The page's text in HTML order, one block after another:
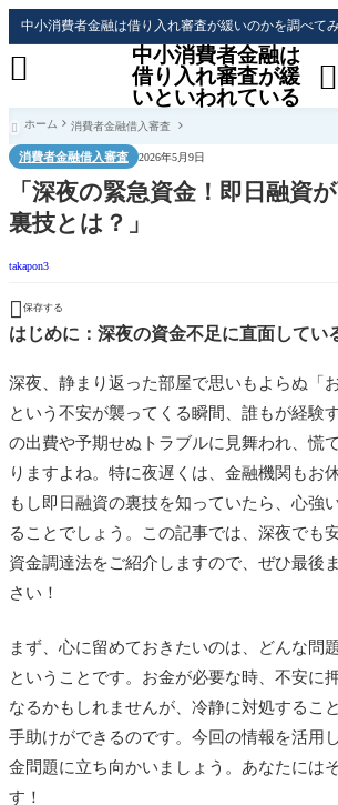
中小消費者金融は借り入れ審査が緩いのかを調べて
中小消費者金融は
借り入れ審査が緩
いといわれている


 ホーム 消費者金融借入審査
消費者金融借入審査 2026年5月9日
「深夜の緊急資金！即日融資
裏技とは？」
takapon3
 保存する
はじめに：深夜の資金不足に直面してい
深夜、静まり返った部屋で思いもよらぬ「
という不安が襲ってくる瞬間、誰もが経験
の出費や予期せぬトラブルに見舞われ、慌
りますよね。特に夜遅くは、金融機関もお
もし即日融資の裏技を知っていたら、心強
ることでしょう。この記事では、深夜でも
資金調達法をご紹介しますので、ぜひ最後
さい！
まず、心に留めておきたいのは、どんな問
ということです。お金が必要な時、不安に
なるかもしれませんが、冷静に対処するこ
手助けができるのです。今回の情報を活用
金問題に立ち向かいましょう。あなたには
す！